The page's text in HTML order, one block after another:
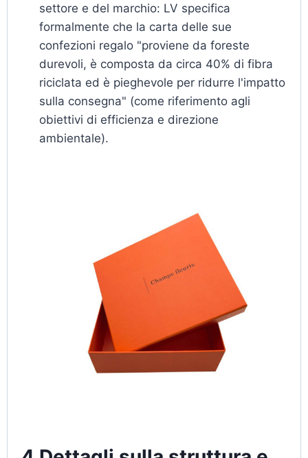
settore e del marchio: LV specifica
formalmente che la carta delle sue
confezioni regalo "proviene da foreste
durevoli, è composta da circa 40% di fibra
riciclata ed è pieghevole per ridurre l'impatto
sulla consegna" (come riferimento agli
obiettivi di efficienza e direzione
ambientale).